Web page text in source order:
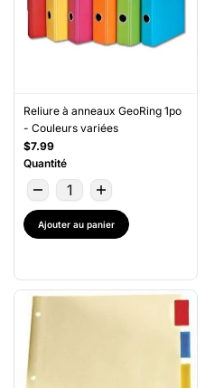
Reliure à anneaux GeoRing 1po
- Couleurs variées
$7.99
Quantité
Ajouter au panier